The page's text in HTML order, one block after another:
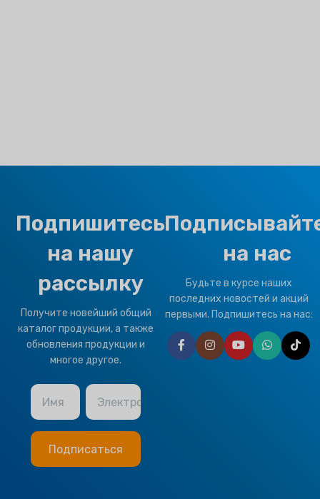
Подпишитесь
на нашу
рассылку
Получите новейший общий
каталог продукции, а также
обновления продукции и
многое другое.
Имя Электронная почта
на нас
Будьте в курсе наших
последних новостей и акций
первыми. Подпишитесь на нас: